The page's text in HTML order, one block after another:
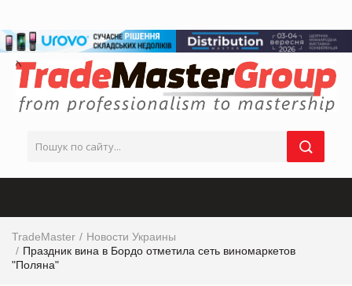
TradeMaster
Новости Украины
Праздник вина в Бордо отметила сеть виномаркетов
"Поляна"